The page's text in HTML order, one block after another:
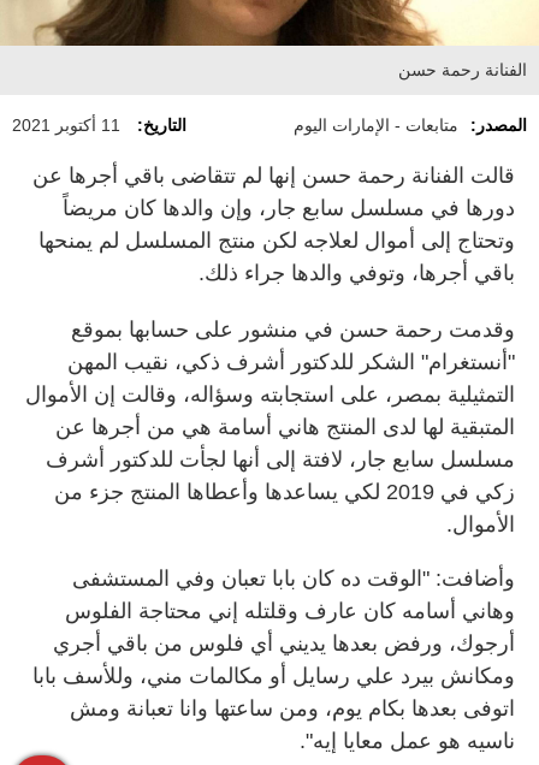
الفنانة رحمة حسن
المصدر: متابعات - الإمارات اليوم التاريخ: 11 أكتوبر 2021
قالت الفنانة رحمة حسن إنها لم تتقاضى باقي أجرها عن
دورها في مسلسل سابع جار، وإن والدها كان مريضاً
وتحتاج إلى أموال لعلاجه لكن منتج المسلسل لم يمنحها
باقي أجرها، وتوفي والدها جراء ذلك.
وقدمت رحمة حسن في منشور على حسابها بموقع
"أنستغرام" الشكر للدكتور أشرف ذكي، نقيب المهن
التمثيلية بمصر، على استجابته وسؤاله، وقالت إن الأموال
المتبقية لها لدى المنتج هاني أسامة هي من أجرها عن
مسلسل سابع جار، لافتة إلى أنها لجأت للدكتور أشرف
زكي في 2019 لكي يساعدها وأعطاها المنتج جزء من
الأموال.
وأضافت: "الوقت ده كان بابا تعبان وفي المستشفى
وهاني أسامه كان عارف وقلتله إني محتاجة الفلوس
أرجوك، ورفض بعدها يديني أي فلوس من باقي أجري
ومكانش بيرد علي رسايل أو مكالمات مني، وللأسف بابا
اتوفى بعدها بكام يوم، ومن ساعتها وانا تعبانة ومش
ناسيه هو عمل معايا إيه".